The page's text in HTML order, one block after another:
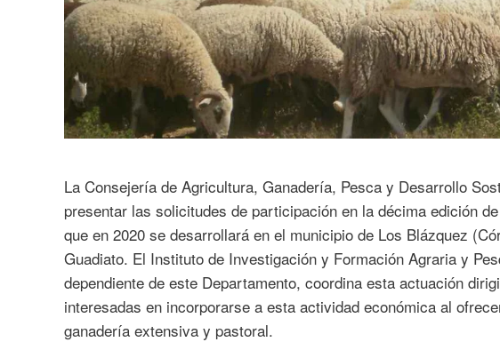
La Consejería de Agricultura, Ganadería, Pesca y Desarrollo
presentar las solicitudes de participación en la décima edición
que en 2020 se desarrollará en el municipio de Los Blázquez
Guadiato. El Instituto de Investigación y Formación Agraria y
dependiente de este Departamento, coordina esta actuación
interesadas en incorporarse a esta actividad económica al
ganadería extensiva y pastoral.